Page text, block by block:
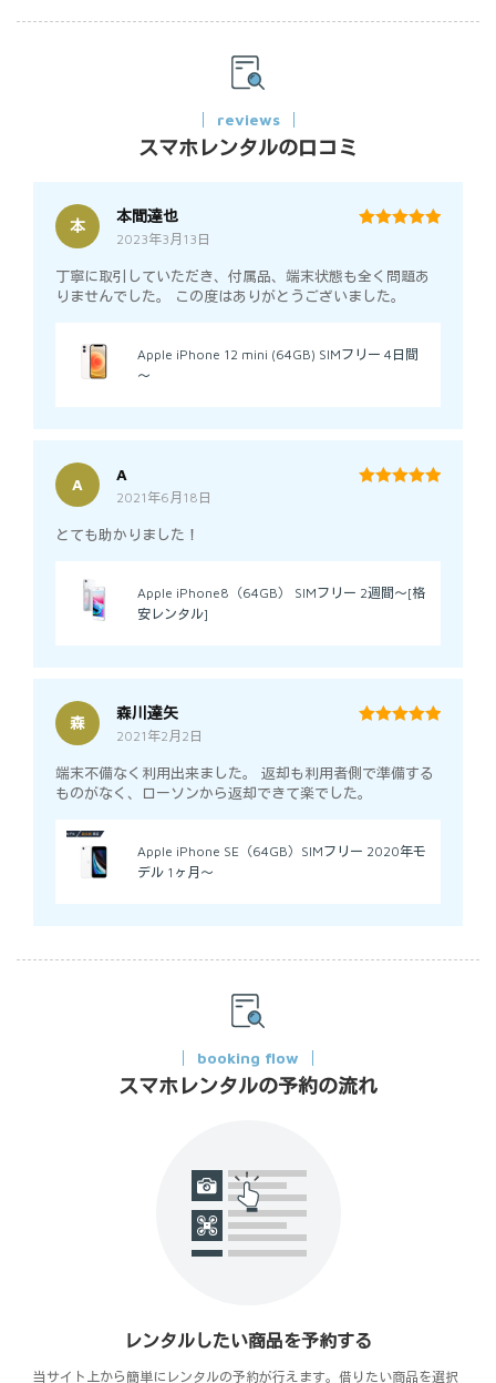
reviews
スマホレンタルの口コミ
本
本間達也
2023年3月13日
丁寧に取引していただき、付属品、端末状態も全く問題あ
りませんでした。 この度はありがとうございました。
Apple iPhone 12 mini (64GB) SIMフリー 4日間
～
A
A
2021年6月18日
とても助かりました！
Apple iPhone8（64GB） SIMフリー 2週間～[格
安レンタル]
森
森川達矢
2021年2月2日
端末不備なく利用出来ました。 返却も利用者側で準備する
ものがなく、ローソンから返却できて楽でした。
Apple iPhone SE（64GB）SIMフリー 2020年モ
デル 1ヶ月～
booking flow
スマホレンタルの予約の流れ
レンタルしたい商品を予約する
当サイト上から簡単にレンタルの予約が行えます。借りたい商品を選択